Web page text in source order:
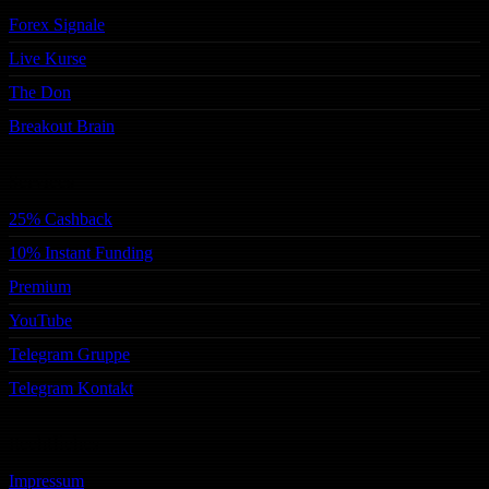
Forex Signale
Live Kurse
The Don
Breakout Brain
25% Cashback
10% Instant Funding
Premium
YouTube
Telegram Gruppe
Telegram Kontakt
Impressum